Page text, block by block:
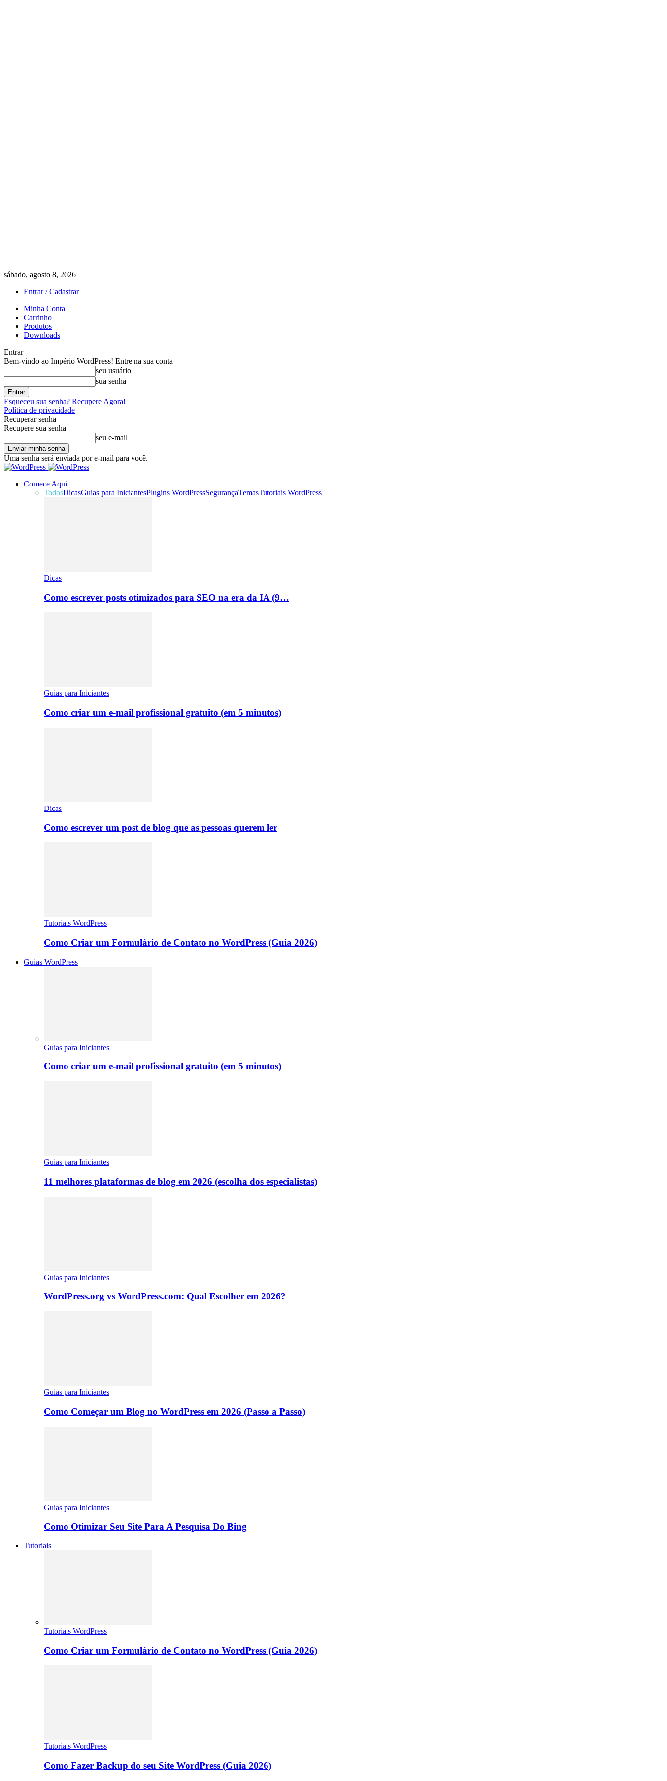
sábado, agosto 8, 2026
Entrar / Cadastrar
Minha Conta
Carrinho
Produtos
Downloads
Entrar
Bem-vindo ao Império WordPress! Entre na sua conta
seu usuário
sua senha
Esqueceu sua senha? Recupere Agora!
Política de privacidade
Recuperar senha
Recupere sua senha
seu e-mail
Uma senha será enviada por e-mail para você.
Comece Aqui
TodosDicasGuias para IniciantesPlugins WordPressSegurançaTemasTutoriais WordPress
Dicas
Como escrever posts otimizados para SEO na era da IA (9…
Guias para Iniciantes
Como criar um e-mail profissional gratuito (em 5 minutos)
Dicas
Como escrever um post de blog que as pessoas querem ler
Tutoriais WordPress
Como Criar um Formulário de Contato no WordPress (Guia 2026)
Guias WordPress
Guias para Iniciantes
Como criar um e-mail profissional gratuito (em 5 minutos)
Guias para Iniciantes
11 melhores plataformas de blog em 2026 (escolha dos especialistas)
Guias para Iniciantes
WordPress.org vs WordPress.com: Qual Escolher em 2026?
Guias para Iniciantes
Como Começar um Blog no WordPress em 2026 (Passo a Passo)
Guias para Iniciantes
Como Otimizar Seu Site Para A Pesquisa Do Bing
Tutoriais
Tutoriais WordPress
Como Criar um Formulário de Contato no WordPress (Guia 2026)
Tutoriais WordPress
Como Fazer Backup do seu Site WordPress (Guia 2026)